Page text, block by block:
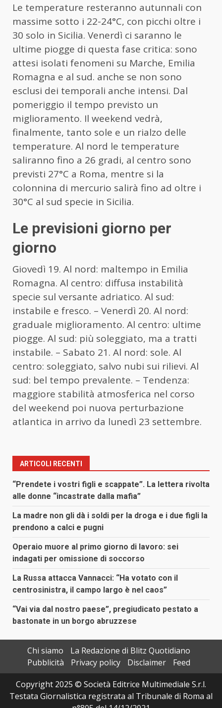
Le temperature resteranno autunnali con
massime sotto i 22-24°C, con picchi oltre i
30 solo in Sicilia. Venerdì ci saranno le
ultime piogge di questa fase critica: sono
attesi isolati fenomeni su Marche, Emilia
Romagna e al sud. anche se non sono
esclusi dei temporali anche intensi. Dal
pomeriggio il tempo previsto un
miglioramento. Il weekend vedrà,
finalmente, tanto sole e un rialzo delle
temperature. Al nord le temperature
saliranno fino a 26 gradi, al centro sono
previsti 27°C a Roma, mentre si la
colonnina di mercurio salirà fino ad oltre i
30°C al sud specie in Sicilia.
Le previsioni giorno per
giorno
Giovedì 19. Al nord: maltempo in Emilia
Romagna. Al centro: diffusa instabilità
specie sul versante adriatico. Al sud:
instabile e fresco. – Venerdì 20. Al nord:
graduale miglioramento. Al centro: ultime
piogge. Al sud: più soleggiato, ma a tratti
instabile. – Sabato 21. Al nord: sole. Al
centro: soleggiato, salvo nubi sui rilievi. Al
sud: bel tempo prevalente. – Tendenza:
maggiore stabilità atmosferica nel corso
del weekend poi nuova perturbazione
atlantica in arrivo da lunedì 23 settembre.
ARTICOLI RECENTI
“Prendete i vostri figli e scappate”. La lettera rivolta
alle donne “incastrate dalla mafia”
La madre non gli dà i soldi per la droga e i due figli la
prendono a calci e pugni
Operaio muore al primo giorno di lavoro: sei
indagati per omissione di soccorso
La Russa attacca Vannacci: “Ha votato con il
centrosinistra, il campo largo è nel caos”
“Vai via dal nostro paese”, pregiudicato pestato a
bastonate in un borgo abruzzese
Chi siamo
La Redazione di Blitz Quotidiano
Pubblicità
Privacy policy Disclaimer
Feed
Copyright 2025 © Società Editrice Multimediale S.r.l.
Testata Giornalistica registrata al Tribunale di Roma al